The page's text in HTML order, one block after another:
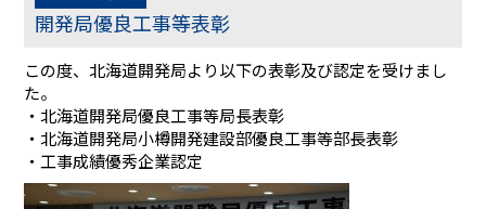
開発局優良工事等表彰
この度、北海道開発局より以下の表彰及び認定を受けまし
た。
・北海道開発局優良工事等局長表彰
・北海道開発局小樽開発建設部優良工事等部長表彰
・工事成績優秀企業認定